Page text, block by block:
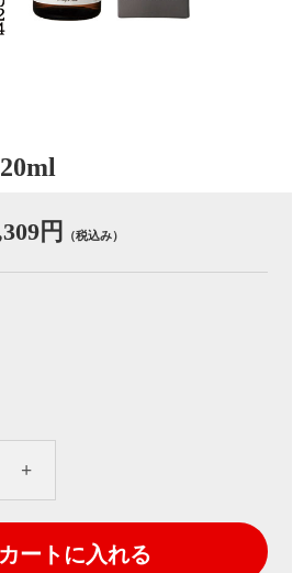
円 （税込み）
+
カートに入れる